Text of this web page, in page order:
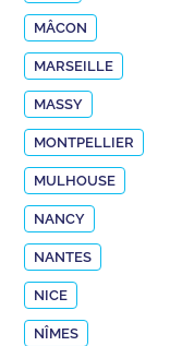
MÂCON
MARSEILLE
MASSY
MONTPELLIER
MULHOUSE
NANCY
NANTES
NICE
NÎMES